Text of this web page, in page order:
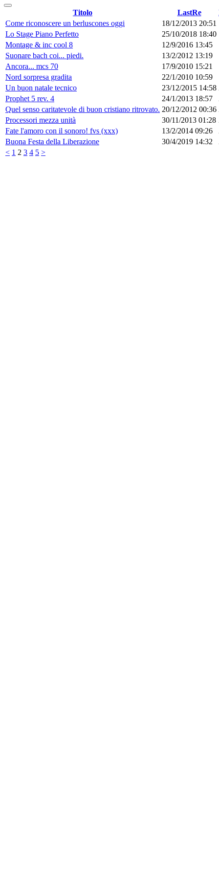
Titolo LastRe
< 1 2 3 4 5 >
Come riconoscere un berluscones oggi 18/12/2013 20:51
Lo Stage Piano Perfetto
25/10/2018 18:40
Montage & inc cool 8
12/9/2016 13:45
Suonare bach coi... piedi.
13/2/2012 13:19
Ancora... mcs 70
17/9/2010 15:21
Nord sorpresa gradita
22/1/2010 10:59
Un buon natale tecnico
23/12/2015 14:58
Prophet 5 rev. 4
24/1/2013 18:57
Quel senso caritatevole di buon cristiano ritrovato. 20/12/2012 00:36
Processori mezza unità
30/11/2013 01:28
Fate l'amoro con il sonoro! fvs (xxx)
13/2/2014 09:26
Buona Festa della Liberazione
30/4/2019 14:32